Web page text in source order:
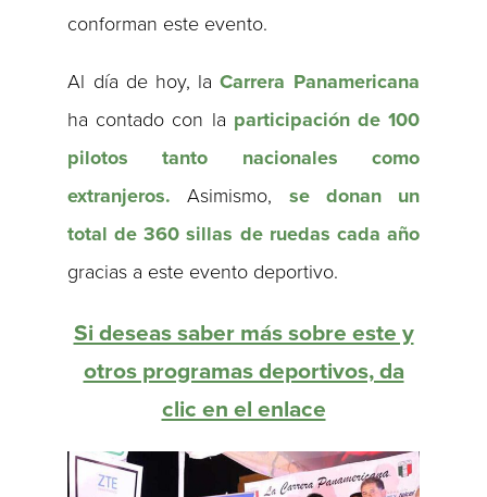
conforman este evento.
Al día de hoy, laCarrera Panamericana
ha contado con la participación de 100
pilotos tanto nacionales como
extranjeros. Asimismo, se donan un
total de 360 sillas de ruedas cada año
gracias a este evento deportivo.
Si deseas saber más sobre este y
otros programas deportivos, da
clic en el enlace